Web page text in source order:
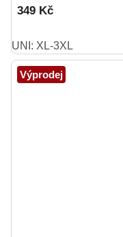
349 Kč
UNI: XL-3XL
Výprodej